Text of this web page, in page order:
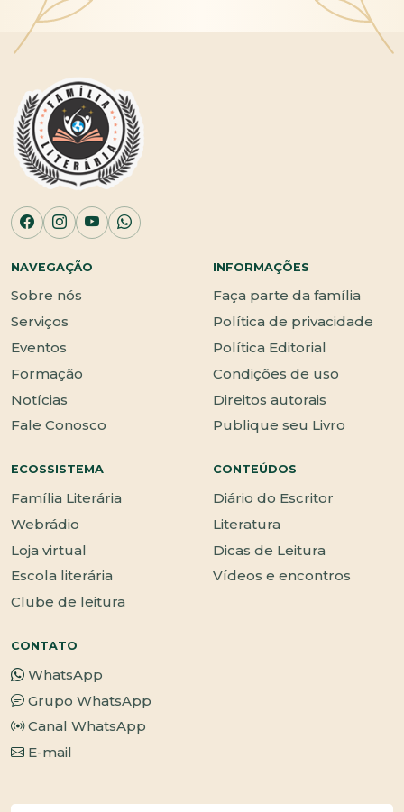
NAVEGAÇÃO
Sobre nós
Serviços
Eventos
Formação
Notícias
Fale Conosco
INFORMAÇÕES
Faça parte da família
Política de privacidade
Política Editorial
Condições de uso
Direitos autorais
Publique seu Livro
ECOSSISTEMA
Família Literária
Webrádio
Loja virtual
Escola literária
Clube de leitura
CONTEÚDOS
Diário do Escritor
Literatura
Dicas de Leitura
Vídeos e encontros
CONTATO
WhatsApp
Grupo WhatsApp
Canal WhatsApp
E-mail